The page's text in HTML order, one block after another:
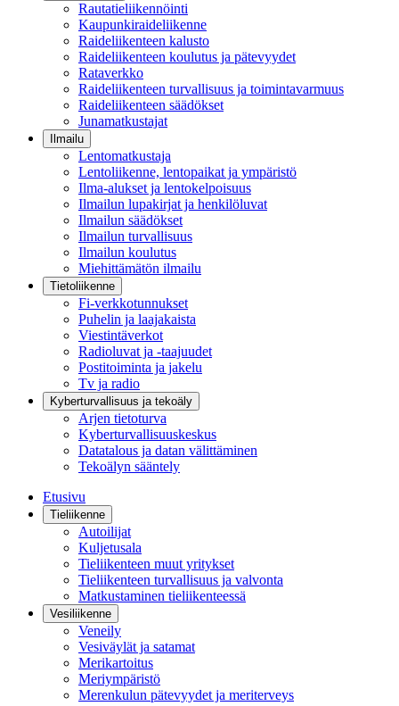
Rautatieliikennöinti
Kaupunkiraideliikenne
Raideliikenteen kalusto
Raideliikenteen koulutus ja pätevyydet
Rataverkko
Raideliikenteen turvallisuus ja toimintavarmuus
Raideliikenteen säädökset
Junamatkustajat
Ilmailu
Lentomatkustaja
Lentoliikenne, lentopaikat ja ympäristö
Ilma-alukset ja lentokelpoisuus
Ilmailun lupakirjat ja henkilöluvat
Ilmailun säädökset
Ilmailun turvallisuus
Ilmailun koulutus
Miehittämätön ilmailu
Tietoliikenne
Fi-verkkotunnukset
Puhelin ja laajakaista
Viestintäverkot
Radioluvat ja -taajuudet
Postitoiminta ja jakelu
Tv ja radio
Kyberturvallisuus ja tekoäly
Arjen tietoturva
Kyberturvallisuuskeskus
Datatalous ja datan välittäminen
Tekoälyn sääntely
Etusivu
Tieliikenne
Autoilijat
Kuljetusala
Tieliikenteen muut yritykset
Tieliikenteen turvallisuus ja valvonta
Matkustaminen tieliikenteessä
Vesiliikenne
Veneily
Vesiväylät ja satamat
Merikartoitus
Meriympäristö
Merenkulun pätevyydet ja meriterveys